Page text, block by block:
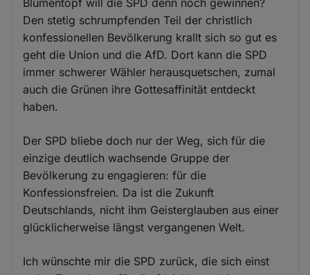
Den stetig schrumpfenden Teil der christlich
konfessionellen Bevölkerung krallt sich so gut es
geht die Union und die AfD. Dort kann die SPD
immer schwerer Wähler herausquetschen, zumal
auch die Grünen ihre Gottesaffinität entdeckt
haben.
Der SPD bliebe doch nur der Weg, sich für die
einzige deutlich wachsende Gruppe der
Bevölkerung zu engagieren: für die
Konfessionsfreien. Da ist die Zukunft
Deutschlands, nicht ihm Geisterglauben aus einer
glücklicherweise längst vergangenen Welt.
Ich wünschte mir die SPD zurück, die sich einst